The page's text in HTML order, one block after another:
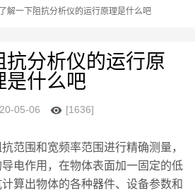
解一下阻抗分析仪的运行原理是什么吧
抗分析仪的运行原
是什么吧
05-06 [1636]
范围和宽频率范围进行精确测量，
电作用，在物体表面加一固定的低
算出物体的各种器件、设备参数和